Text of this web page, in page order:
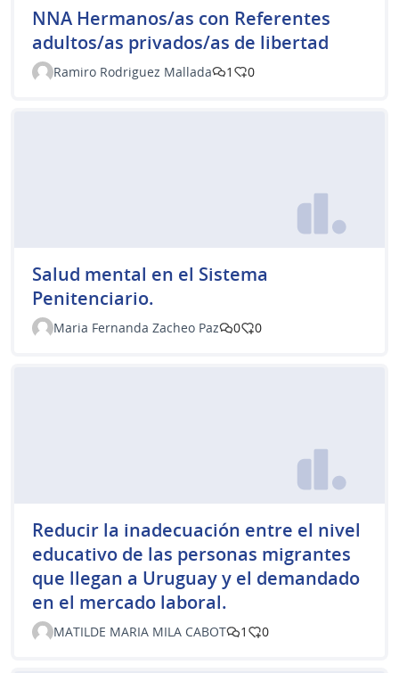
NNA Hermanos/as con Referentes
adultos/as privados/as de libertad
Ramiro Rodriguez Mallada 1 0
Salud mental en el Sistema
Penitenciario.
Maria Fernanda Zacheo Paz 0 0
Reducir la inadecuación entre el nivel
educativo de las personas migrantes
que llegan a Uruguay y el demandado
en el mercado laboral.
MATILDE MARIA MILA CABOT 1 0